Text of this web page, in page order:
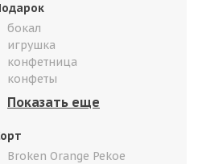
бокал
игрушка
конфетница
конфеты
Broken Orange Pekoe